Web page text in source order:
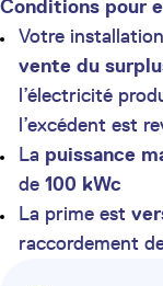
Conditions pour
Votre
vente du
l’électricité
l’excédent est
La puissance
de 100 kWc
La prime est
raccordement